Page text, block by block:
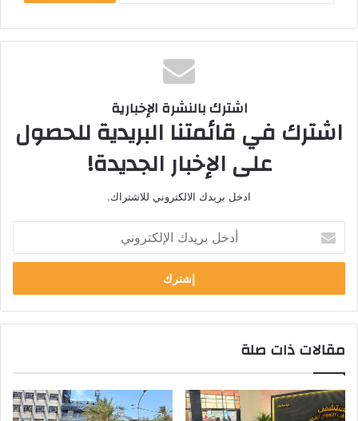
اشترك بالنشرة الإخبارية
اشترك في قائمتنا البريدية للحصول
على الإخبار الجديدة!
ادخل بريدك الالكتروني للاشتراك.
خ
ب
ر
د
ا
ل
إ
مقالات ذات صلة